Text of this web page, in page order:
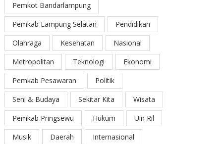
Pemkot Bandarlampung
Pemkab Lampung Selatan
Pendidikan
Olahraga
Kesehatan
Nasional
Metropolitan
Teknologi
Ekonomi
Pemkab Pesawaran
Politik
Seni & Budaya
Sekitar Kita
Wisata
Pemkab Pringsewu
Hukum
Uin Ril
Musik
Daerah
Internasional